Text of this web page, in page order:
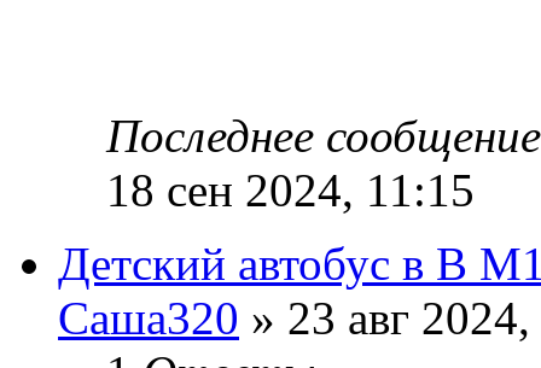
Последнее
18 сен 2024, 11:15
Детский автобус в В
Саша320 » 23 авг